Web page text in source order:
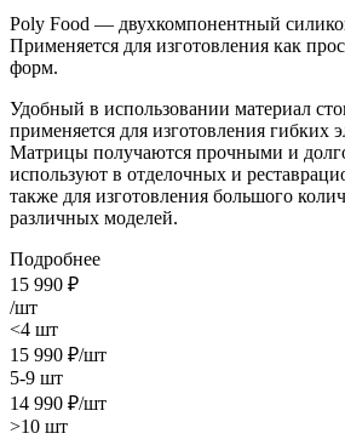
Poly Food — двухкомпонентный
Применяется для изготовления как
форм.
Удобный в использовании материал
применяется для изготовления гибких
Матрицы получаются прочными и
используют в отделочных и
также для изготовления большого
различных моделей.
Подробнее
15 990 ₽
/шт
<4 шт
15 990 ₽/шт
5-9 шт
14 990 ₽/шт
>10 шт